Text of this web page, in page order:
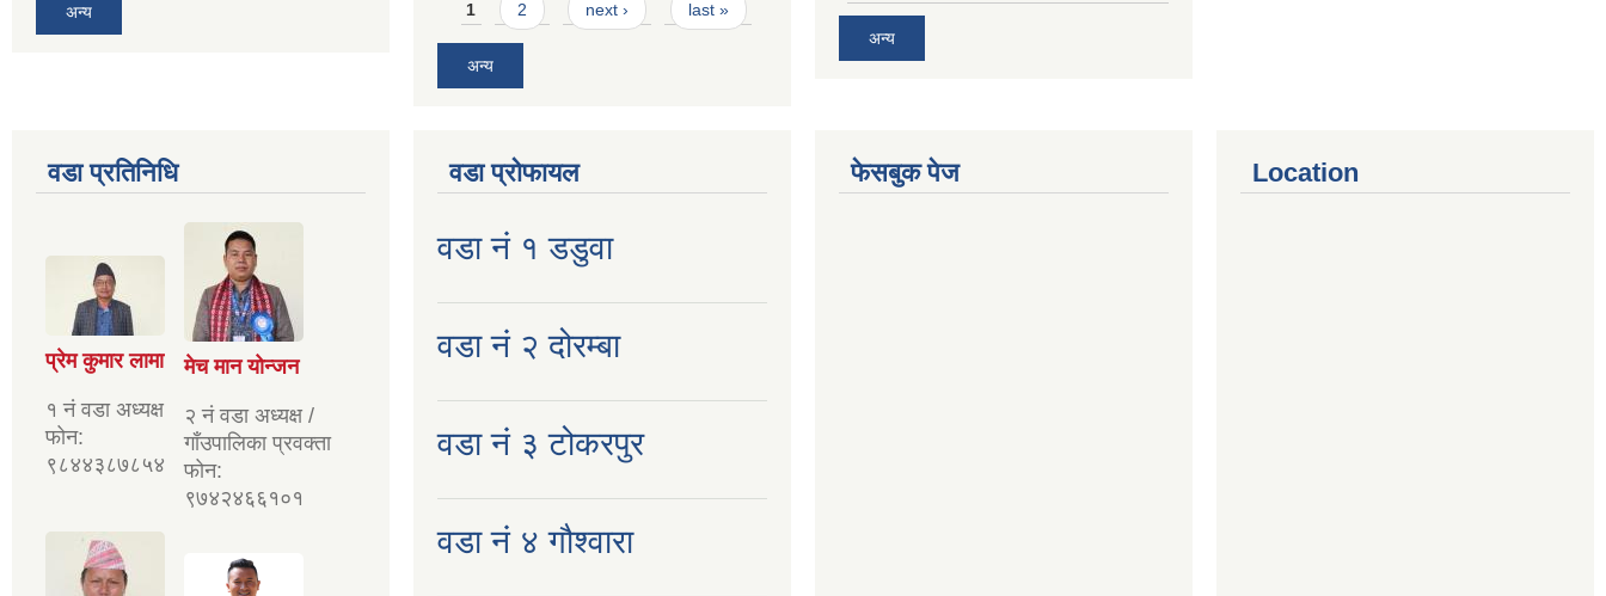
अन्य 1 2 next › last »
अन्य
अन्य
वडा प्रतिनिधि
प्रेम कुमार लामा
१ नं वडा अध्यक्ष
फोन:
९८४४३८७८५४
मेच मान योन्जन
२ नं वडा अध्यक्ष /
गाँउपालिका प्रवक्ता
फोन:
९७४२४६६१०१
वडा प्रोफायल
वडा नं १ डडुवा
वडा नं २ दोरम्बा
वडा नं ३ टोकरपुर
वडा नं ४ गौश्वारा
फेसबुक पेज Location